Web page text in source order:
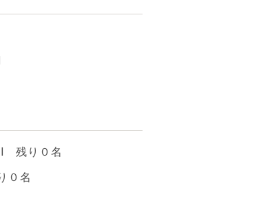
残り０名
名